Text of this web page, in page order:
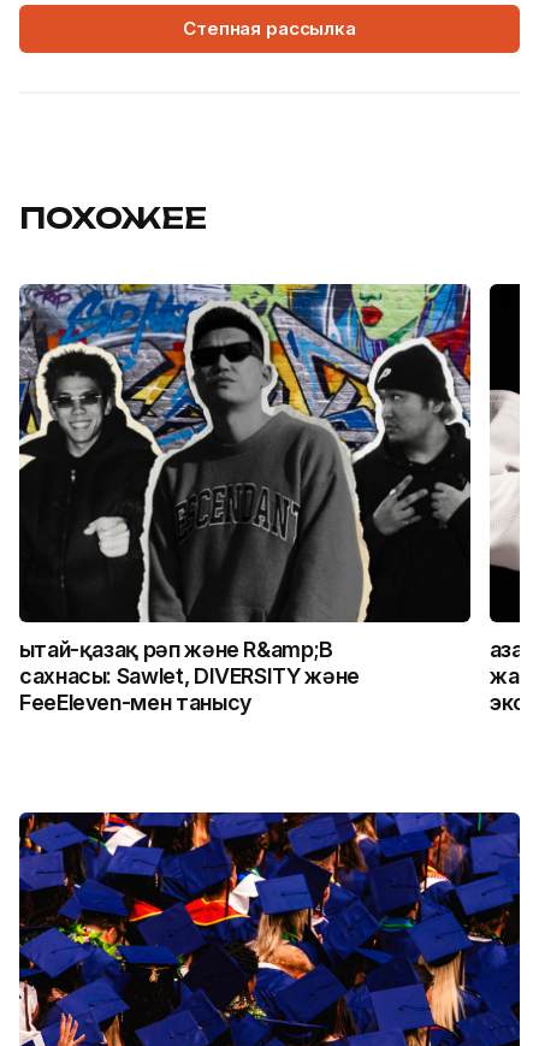
Степная рассылка
ПОХОЖЕЕ
Қытай-қазақ рәп және R&amp;B
сахнасы: Sawlet, DIVERSITY және
FeeEleven-мен танысу